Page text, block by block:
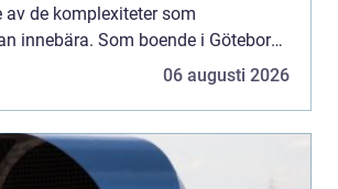
av de komplexiteter som
innebära. Som boende i Göteborg
06 augusti 2026